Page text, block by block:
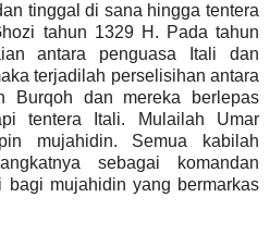
tinggal di sana hingga tentera
tahun 1329 H. Pada tahun
antara penguasa Itali dan
terjadilah perselisihan antara
Burqoh dan mereka berlepas
tentera Itali. Mulailah Umar
mujahidin. Semua kabilah
sebagai komandan
bagi mujahidin yang bermarkas